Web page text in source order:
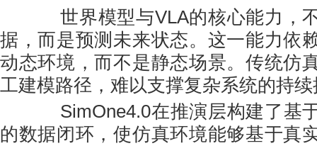
世界模型与VLA的核心能力，
据，而是预测未来状态。这一能力依
动态环境，而不是静态场景。传统仿
工建模路径，难以支撑复杂系统的持
SimOne4.0在推演层构建了基
的数据闭环，使仿真环境能够基于真